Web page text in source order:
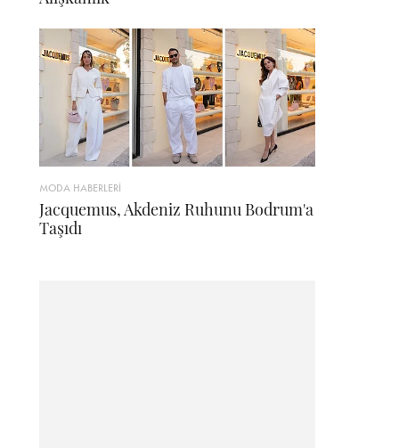
MODA HABERLERİ
Jacquemus, Akdeniz Ruhunu Bodrum'a
Taşıdı